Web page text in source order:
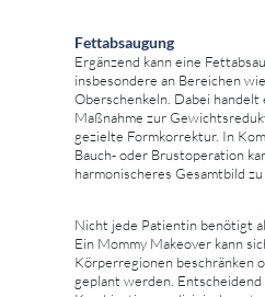
Fettabsaugung
Ergänzend kann eine
insbesondere an Bereichen
Oberschenkeln. Dabei handelt
Maßnahme zur
gezielte Formkorrektur. In
Bauch- oder Brustoperation
harmonischeres Gesamtbild zu
Nicht jede Patientin benötigt
Ein Mommy Makeover kann
Körperregionen beschränken
geplant werden. Entscheidend